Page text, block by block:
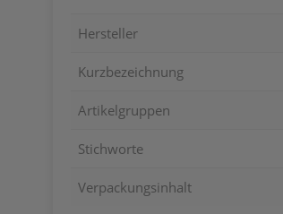
Hersteller
Kurzbezeichnung
Artikelgruppen
Stichworte
Verpackungsinhalt